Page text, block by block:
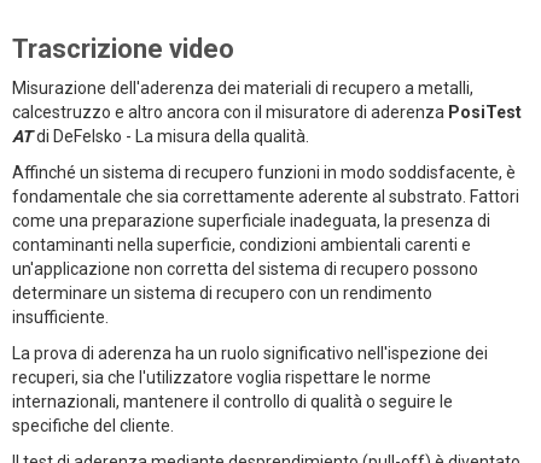
Trascrizione video
Misurazione dell'aderenza dei materiali di recupero a metalli,
calcestruzzo e altro ancora con il misuratore di aderenza PosiTest
ATdi DeFelsko - La misura della qualità.
Affinché un sistema di recupero funzioni in modo soddisfacente, è
fondamentale che sia correttamente aderente al substrato. Fattori
come una preparazione superficiale inadeguata, la presenza di
contaminanti nella superficie, condizioni ambientali carenti e
un'applicazione non corretta del sistema di recupero possono
determinare un sistema di recupero con un rendimento
insufficiente.
La prova di aderenza ha un ruolo significativo nell'ispezione dei
recuperi, sia che l'utilizzatore voglia rispettare le norme
internazionali, mantenere il controllo di qualità o seguire le
specifiche del cliente.